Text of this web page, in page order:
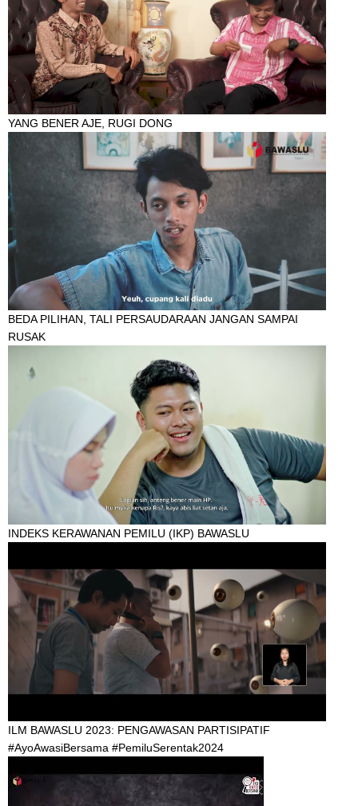
YANG BENER AJE, RUGI DONG
BEDA PILIHAN, TALI PERSAUDARAAN JANGAN SAMPAI
RUSAK
INDEKS KERAWANAN PEMILU (IKP) BAWASLU
ILM BAWASLU 2023: PENGAWASAN PARTISIPATIF
#AyoAwasiBersama #PemiluSerentak2024